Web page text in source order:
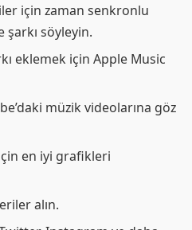
için zaman senkronlu
şarkı söyleyin.
eklemek için Apple Music
müzik videolarına göz
en iyi grafikleri
alın.